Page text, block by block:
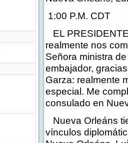
1:00 P.M. CDT
EL
realmente nos
Señora ministra
embajador,
Garza: realmente
especial. Me
consulado en
Nueva Orleáns
vínculos